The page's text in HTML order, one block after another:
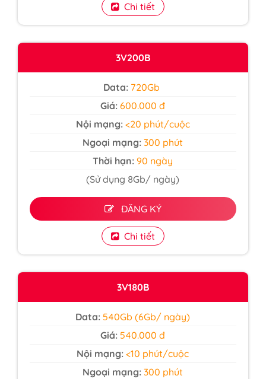
Chi tiết
3V200B
Data: 720Gb
Giá:600.000 đ
Nội mạng: <20 phút/cuộc
Ngoại mạng: 300 phút
Thời hạn: 90 ngày
(Sử dụng 8Gb/ ngày)
ĐĂNG KÝ
Chi tiết
3V180B
Data: 540Gb (6Gb/ ngày)
Giá: 540.000 đ
Nội mạng:<10 phút/cuộc
Ngoại mạng: 300 phút